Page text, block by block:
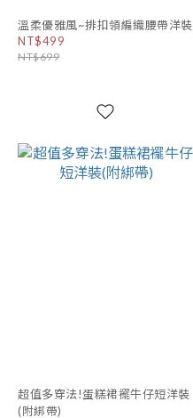
溫柔優雅風~排扣領編織腰帶洋裝
NT$499
NT$699
超值多穿法!蛋糕裙襬牛仔短洋裝
(附綁帶)